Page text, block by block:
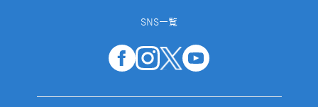
SNS一覧